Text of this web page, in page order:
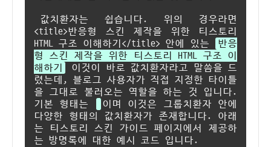
값치환자는 쉽습니다. 위의 경우라면
<title>반응형 스킨 제작을 위한 티스토리
HTML 구조 이해하기</title> 안에 있는
반응
형 스킨 제작을 위한 티스토리 HTML 구조 이
해하기
이것이 바로 값치환자라고 말씀을 드
렸는데, 블로그 사용자가 직접 지정한 타이틀
을 그대로 불러오는 역할을 하는 것 입니다.
기본 형태는
이며 이것은 그룹치환자 안에
다양한 형태의 값치환자가 존재합니다. 아래
는 티스토리 스킨 가이드 페이지에서 제공하
는 방명록에 대한 예시 코드 입니다.